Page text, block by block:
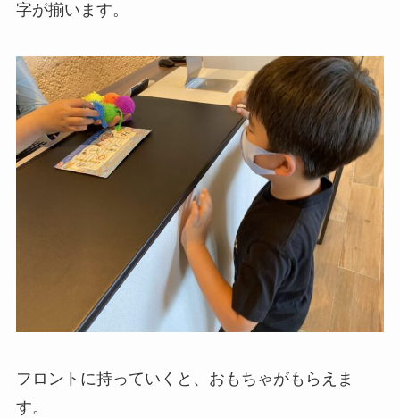
字が揃います。
フロントに持っていくと、おもちゃがもらえま
す。